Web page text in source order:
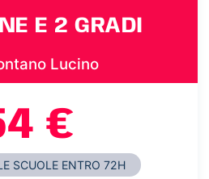
E 2 GRADI
Lucino
€
SCUOLE ENTRO 72H